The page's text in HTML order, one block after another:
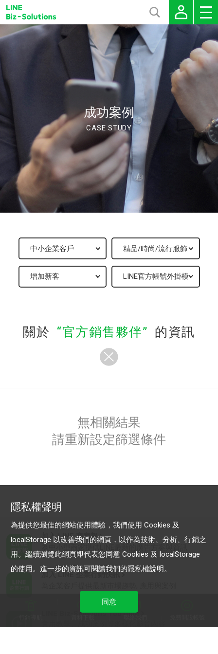
成功案例
CASE STUDY
關於 官方銷售夥伴 的資訊
無相關結果
請重新設定篩選條件
加入 LINE 商家報
加入 LINE 企業行銷快訊
LINE Biz-Solutions YouTube
隱私權聲明
為提供您最佳的網站使用體驗，我們使用 Cookies 及
localStorage 以改善我們的網頁，以作為技術、分析、行銷之
用。繼續瀏覽此網頁即代表您同意 Cookies 及 localStorage
的使用。進一步的資訊可閱讀我們的隱私權說明。
同意